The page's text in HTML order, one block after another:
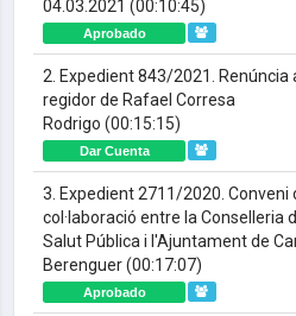
04.03.2021 (00:10:45)
Aprobado
2. Expedient 843/2021. Renúncia
regidor de Rafael Corresa
Rodrigo (00:15:15)
Dar Cuenta
3. Expedient 2711/2020. Conveni
col·laboració entre la Conselleria
Salut Pública i l'Ajuntament de
Berenguer(00:17:07)
Aprobado